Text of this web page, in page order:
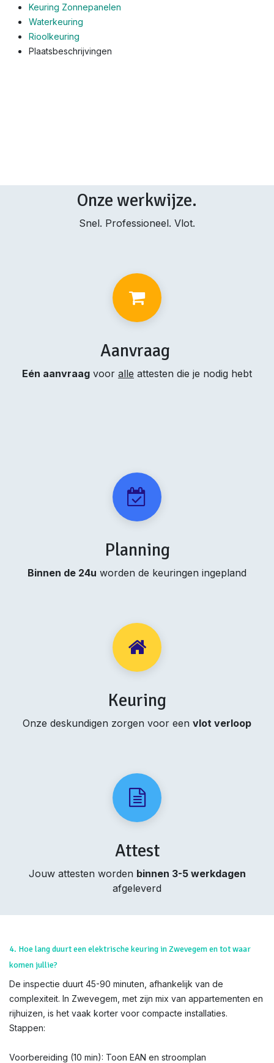
Keuring Zonnepanelen
Waterkeuring
Rioolkeuring
Plaatsbeschrijvingen
Onze werkwijze.
Snel. Professioneel. Vlot.
Aanvraag
Eén aanvraag voor alle attesten die je nodig hebt
Planning
Binnen de 24u worden de keuringen ingepland
Keuring
Onze deskundigen zorgen voor een vlot verloop
Attest
Jouw attesten worden binnen 3-5 werkdagen
afgeleverd
4. Hoe lang duurt een elektrische keuring in Zwevegem en tot waar
komen jullie?
De inspectie duurt 45-90 minuten, afhankelijk van de
complexiteit. In Zwevegem, met zijn mix van appartementen en
rijhuizen, is het vaak korter voor compacte installaties.
Stappen:
Voorbereiding (10 min): Toon EAN en stroomplan